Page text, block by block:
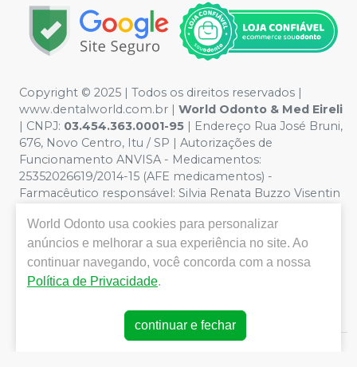
Copyright © 2025 | Todos os direitos reservados |
www.dentalworld.com.br | World Odonto & Med Eireli
| CNPJ: 03.454.363.0001-95 | Endereço Rua José Bruni,
676, Novo Centro, Itu / SP | Autorizações de
Funcionamento ANVISA - Medicamentos:
25352026619/2014-15 (AFE medicamentos) -
Farmacêutico responsável: Silvia Renata Buzzo Visentin
Segurança - Fotos meramente ilustrativas - Os preços e
condições da loja virtual estão sujeitos a alterações. Em
caso de divergência de preços no site, o valor válido é o
do Carrinho de Compra. Não vendemos por atacado,
compras de grandes volumes pelo site.
World Odonto usa cookies para personalizar
anúncios e melhorar a sua experiência no site. Ao
continuar navegando, você concorda com a nossa
Política de Privacidade.
continuar e fechar